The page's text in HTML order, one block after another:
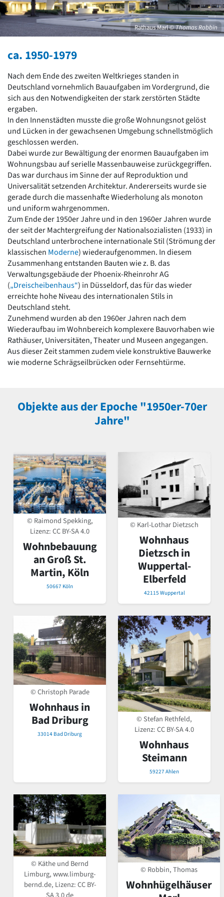
David Chipperfield
Harald Deilmann
Gottfried Böhm
Schneider von Esleben
Auszeichnung vorbildlicher Bauten NRW 2020
Big Beautiful Buildings (Großbauten der Nachkriegszeit)
Epochen
Gesamtübersicht...
Gegenwart
Postmoderne
1950er-70er Jahre
Moderne
Reformarchitektur
Jugendstil
Historismus
Klassizismus
Barock
Renaissance
Gotik
Romanik
Vorromanik
Römische Antike
Über uns
Über baukunst-nrw
Fachbeirat
Freunde & Förderer
Kontakt
Impressum
Datenschutz
Suchbegriff eingeben
Rathaus Marl© Thomas Robbin
ca. 1950-1979
Nach dem Ende des zweiten Weltkrieges standen in
Deutschland vornehmlich Bauaufgaben im Vordergrund, die
sich aus den Notwendigkeiten der stark zerstörten Städte
ergaben.
In den Innenstädten musste die große Wohnungsnot gelöst
und Lücken in der gewachsenen Umgebung schnellstmöglich
geschlossen werden.
Dabei wurde zur Bewältigung der enormen Bauaufgaben im
Wohnungsbau auf serielle Massenbauweise zurückgegriffen.
Das war durchaus im Sinne der auf Reproduktion und
Universalität setzenden Architektur. Andererseits wurde sie
gerade durch die massenhafte Wiederholung als monoton
und uniform wahrgenommen.
Zum Ende der 1950er Jahre und in den 1960er Jahren wurde
der seit der Machtergreifung der Nationalsozialisten (1933) in
Deutschland unterbrochene internationale Stil (Strömung der
klassischen Moderne) wiederaufgenommen. In diesem
Zusammenhang entstanden Bauten wie z. B. das
Verwaltungsgebäude der Phoenix-Rheinrohr AG
(„Dreischeibenhaus“) in Düsseldorf, das für das wieder
erreichte hohe Niveau des internationalen Stils in
Deutschland steht.
Zunehmend wurden ab den 1960er Jahren nach dem
Wiederaufbau im Wohnbereich komplexere Bauvorhaben wie
Rathäuser, Universitäten, Theater und Museen angegangen.
Aus dieser Zeit stammen zudem viele konstruktive Bauwerke
wie moderne Schrägseilbrücken oder Fernsehtürme.
Objekte aus der Epoche "1950er-70er
Jahre"
© Raimond Spekking,
Lizenz:CC BY-SA 4.0
Wohnbebauung
an Groß St.
Martin, Köln
50667 Köln
© Karl-Lothar Dietzsch
Wohnhaus
Dietzsch in
Wuppertal-
Elberfeld
42115 Wuppertal
© Christoph Parade
Wohnhaus in
Bad Driburg
33014 Bad Driburg
© Stefan Rethfeld,
Lizenz:CC BY-SA 4.0
Wohnhaus
Steimann
59227 Ahlen
© Käthe und Bernd
Limburg, www.limburg-
bernd.de, Lizenz:CC BY-
© Robbin, Thomas
Wohnhügelhäuser